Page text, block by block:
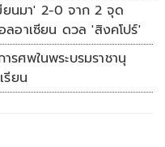
ยนมา' 2-0 จาก 2 จุด
ลอาเซียน ดวล 'สิงคโปร์'
รศพในพระบรมราชานุ
รียน